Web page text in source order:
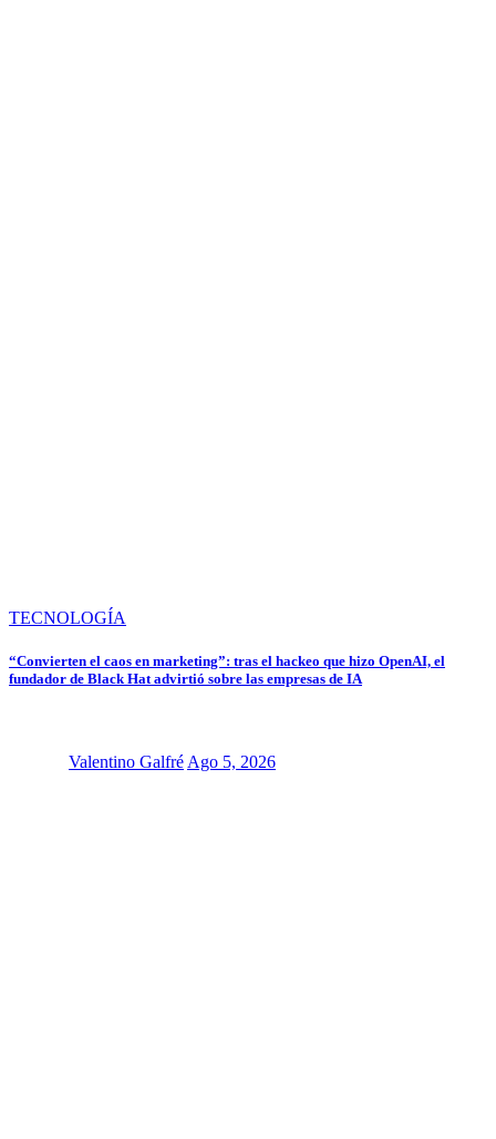
TECNOLOGÍA
“Convierten el caos en marketing”: tras el hackeo que hizo OpenAI, el
fundador de Black Hat advirtió sobre las empresas de IA
Valentino Galfré Ago 5, 2026